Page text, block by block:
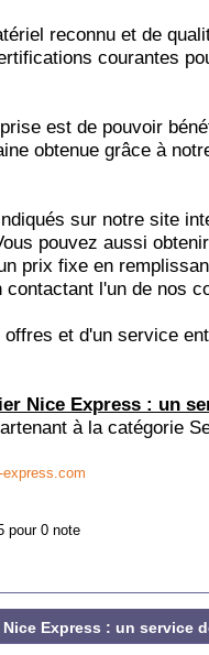
reconnu et de
courantes
est de pouvoir
obtenue grâce à
sur notre site
pouvez aussi
prix fixe en
l'un de nos
et d'un service
Nice Express : un
à la catégorie
express.com
pour 0 note
Express : un service